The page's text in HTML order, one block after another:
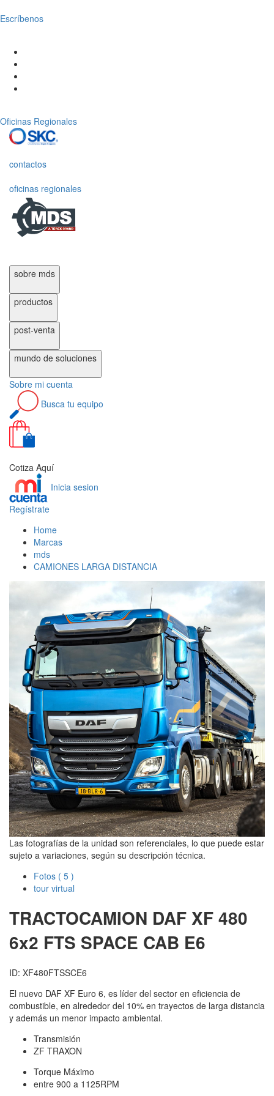
Escríbenos
Oficinas Regionales
contactos
oficinas regionales
sobre mds
productos
post-venta
mundo de soluciones
Sobre mi cuenta
Busca tu equipo
Cotiza Aquí
Inicia sesion
Regístrate
Home
Marcas
mds
CAMIONES LARGA DISTANCIA
Las fotografías de la unidad son referenciales, lo que puede estar
sujeto a variaciones, según su descripción técnica.
Fotos ( 5 )
tour virtual
TRACTOCAMION DAFXF 480
6x2 FTS SPACE CAB E6
ID: XF480FTSSCE6
El nuevo DAF XF Euro 6, es líder del sector en eficiencia de
combustible, en alrededor del 10% en trayectos de larga distancia
y además un menor impacto ambiental.
Transmisión
ZF TRAXON
Torque Máximo
entre 900 a 1125RPM